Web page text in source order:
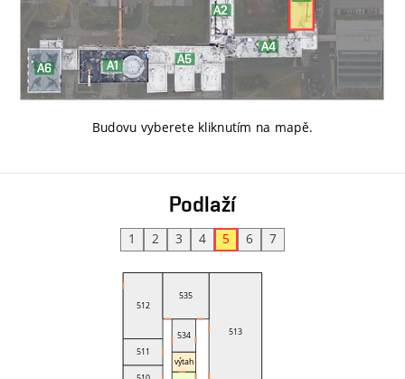
Budovu vyberete kliknutím na mapě.
Podlaží
1 2 3 4 5 6 7